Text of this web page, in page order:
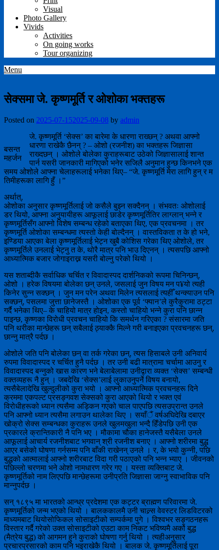
Visual
Photo Gallery
Vivids
Activities
On going works
Tour organizing
Menu
सेक्समा जे. कृष्णमूर्ति र ओशोका भक्तहरू
Posted on 2025-07-152025-09-08 by admin
बसन्त
महर्जन
जे. कृष्णमूर्ति ‘सेक्स’ का बारेमा के धारणा राख्छन् ? अथवा आफ्नो
धारणा राखेकै छैनन् ? – ओशो (रजनीश) का भक्तहरू जिज्ञासा
राख्दछन् । ओशोले बोलेका कुराहरूबाट उठेको जिज्ञासालाई शान्त
पार्न यसरी जानकारी मागिएको भनेर सजिलै अनुमान हुन्छ किनभने एक
समय ओशोले आफ्ना चेलाहरूलाई भनेका थिए– “जे. कृष्णमूर्ति मेरा लागि हुन् र म
तिमीहरूका लागि हुँ ।”
अर्थात्,
ओशोका अनुसार कृष्णमूर्तिलाई जो कसैले बुझ्न सक्दैनन् । संभवतः ओशोलाई
डर थियो, आफ्ना अनुयायीहरू आफूलाई छाडेर कृष्णमूर्तितिर लाग्लान् भन्ने र
कृष्णमूर्तिसँग आफ्नो विशेष सम्बन्ध रहेको बताएका थिए, एक प्रवचनमा । तर
कृष्णमूर्ति ओशोका सम्बन्धमा त्यस्तो केही बोल्दैनन् । वास्तविकता त के हो भने,
इण्डिया आएका बेला कृष्णमूर्तिलाई भेट्न खुबै कोशिस गरेका थिए ओशोले, तर
कृष्णमूर्तिले उनलाई भेट्नु त के, थोरै मात्र पनि भाउ दिएनन् । त्यसपछि आफ्नो
आध्यात्मिक बजार जोगाइराख्न यसरी बोल्नु परेको थियो ।
यस शताब्दीकै सर्वाधिक चर्चित र विवादास्पद दार्शनिकको रूपमा चिनिन्छन्,
ओशो । हरेक विषयमा बोलेका छन् उनले, जसलाई जुन विषय मन प¥यो त्यही
किनेर सुन्न सक्छन् । जुन मन परेन अथवा मिलेन त्यसलाई त्यहीँ थन्क्याउन पनि
सक्छन्, पसलमा जुत्ता छानेजस्तै । ओशोका एक पूर्व ‘फ्यान’ले कुरैकुरामा ठट्टा
गर्दै भनेका थिए– के चाहियो मात्र होइन, कस्तो चाहियो भन्ने कुरा पनि छान्न
पाइन्छ, कृष्णका विरोधी प्रवचन चाहियो कि समर्थन गरिएका ? संसारमा जति
पनि थरीका मान्छेहरू छन् सबैलाई ठ्याक्कै मिल्ने गरी बनाइएका प्रवचनहरू छन्,
छान्नु मात्रै पर्दछ ।
ओशोले जति पनि बोलेका छन् वा तर्क गरेका छन्, त्यस हिसाबले उनी अनिवार्य
रुपमा विवादास्पद र चर्चित हुनै पर्दछ । तर उनी बढी मात्रामा चर्चामा आउनु र
विवादास्पद बन्नुको खास कारण भने बेलाबेलामा उनीद्वारा व्यक्त ‘सेक्स’ सम्बन्धी
वक्तव्यहरू नै हुन् । जबदेखि ‘सेक्स’लाई लुकाउनुपर्ने विषय बनायो,
त्यसैबेलादेखि खुल्दुलीको कुरा भयो । आफ्नो आध्यात्मिक प्रवचनहरू दिने
क्रममा एकपल्ट प्रसङ्गवश सेक्सको कुरा आएको थियो र भक्त एवं
विरोधीहरूको ध्यान त्यसैमा अड्किन गएको चाल पाएपछि त्यसउप्रान्त उनले
पनि आफ्नो ध्यान त्यसैमा लगाउन थालेका थिए । सयाँैं वर्षअघिदेखि दबाएर
खोक्रो सेक्स सम्बन्धका कुराहरू उनले खुलमखुला भन्दै हिँडेपछि उनी एक
प्रकारले क्रान्तिकारी नै पनि भए । मौकामा चौका हानेजस्तै यसैबेला उनले
आफूलाई आचार्य रजनीशबाट भगवान् श्री रजनीश बनाए । आफ्नो शरीरमा बुद्ध
आएर बसेको घोषणा गर्नसम्म पनि बाँकी राखेनन् उनले । र, के भयो कुन्नी, पछि
बुद्धको आत्मालाई आफ्नो शरीरबाट विदा गरी पठाएको पनि भन्न भ्याए । जीवनको
पछिल्लो चरणमा भने ओशो नामधारण गरेर गए । यस्ता व्यक्तिबाट जे.
कृष्णमूर्तिको नाम लिएपछि मान्छेहरूमा उनीप्रति जिज्ञासा जाग्नु स्वाभाविक पनि
मान्नुपर्दछ ।
सन् १८९५ मा भारतको आन्ध्र प्रदेशमा एक कट्टर ब्राह्मण परिवारमा जे.
कृष्णमूर्तिको जन्म भएको थियो । बालककालमै उनी चाल्र्स वेवस्टर लिडविटरको
माध्यमबाट थियोसोफिकल सोसाइटीको सम्पर्कमा पुगे । विश्वभर सङ्गठनहरू
विस्तार गर्दै गरेको उक्त सोसाइटीको एउटा काम निकट भविष्यमै अर्को बुद्ध
(मैत्रेय बुद्ध) को आगमन हुने कुराको घोषणा गर्नु थियो । त्यहीअनुसार
प्रचारप्रसारको काम पनि भइराखेकै थियो । बालक जे. कृष्णमूर्तिलाई पूरा